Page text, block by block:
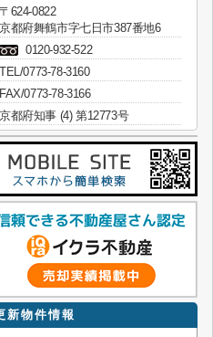
〒624-0822
京都府舞鶴市字七日市387番地6
0120-932-522
TEL/0773-78-3160
FAX/0773-78-3166
京都府知事 (4) 第12773号
新物件情報